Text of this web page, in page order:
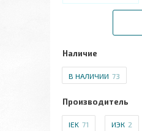
Наличие
В НАЛИЧИИ 73
Производитель
IEK 71 ИЭК 2